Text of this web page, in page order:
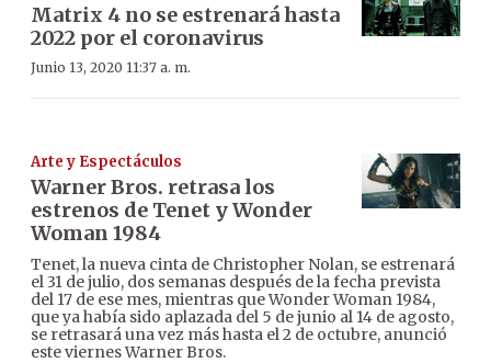
Matrix 4 no se estrenará hasta
2022 por el coronavirus
Junio 13, 2020 11:37 a. m.
Arte y Espectáculos
Warner Bros. retrasa los
estrenos de Tenet y Wonder
Woman 1984
Tenet, la nueva cinta de Christopher Nolan, se estrenará
el 31 de julio, dos semanas después de la fecha prevista
del 17 de ese mes, mientras que Wonder Woman 1984,
que ya había sido aplazada del 5 de junio al 14 de agosto,
se retrasará una vez más hasta el 2 de octubre, anunció
este viernes Warner Bros.